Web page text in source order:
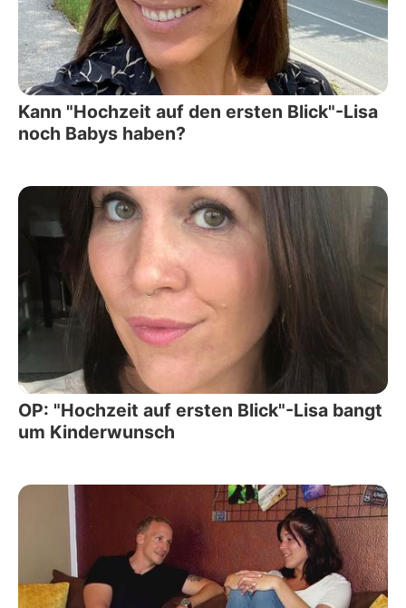
Kann "Hochzeit auf den ersten Blick"-Lisa
noch Babys haben?
OP: "Hochzeit auf ersten Blick"-Lisa bangt
um Kinderwunsch